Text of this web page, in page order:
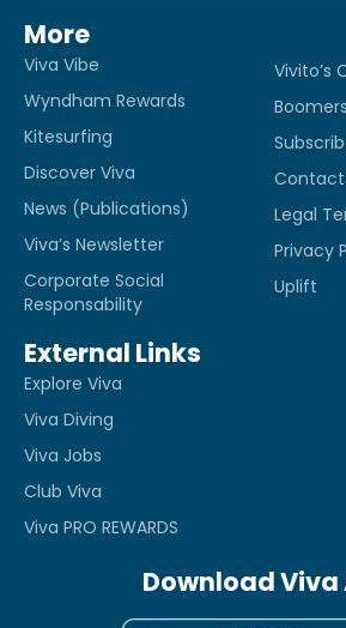
More
Viva Vibe
Wyndham Rewards
Kitesurfing
Discover Viva
News (Publications)
Viva’s Newsletter
Corporate Social
Responsability
Vivito’s
Boomers
Contact
Legal
Privacy
Uplift
External Links
Explore Viva
Viva Diving
Viva Jobs
Club Viva
Viva PRO REWARDS
Download Viva